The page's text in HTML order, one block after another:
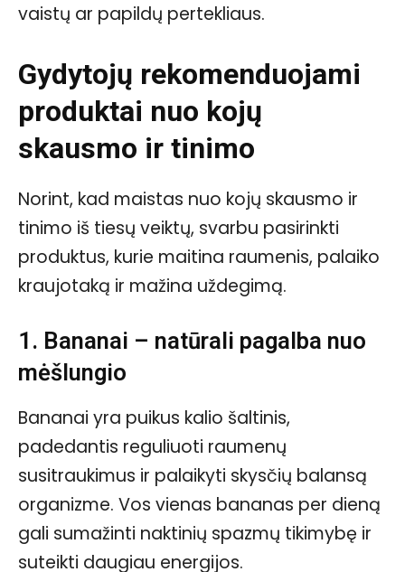
vaistų ar papildų pertekliaus.
Gydytojų rekomenduojami
produktai nuo kojų
skausmo ir tinimo
Norint, kad maistas nuo kojų skausmo ir
tinimo iš tiesų veiktų, svarbu pasirinkti
produktus, kurie maitina raumenis, palaiko
kraujotaką ir mažina uždegimą.
1. Bananai – natūrali pagalba nuo
mėšlungio
Bananai yra puikus kalio šaltinis,
padedantis reguliuoti raumenų
susitraukimus ir palaikyti skysčių balansą
organizme. Vos vienas bananas per dieną
gali sumažinti naktinių spazmų tikimybę ir
suteikti daugiau energijos.